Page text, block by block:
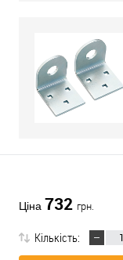
Ціна 732 грн.
Кількість: